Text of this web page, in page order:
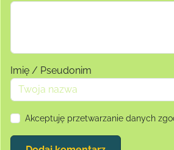
Imię / Pseudonim
Akceptuję przetwarzanie danych